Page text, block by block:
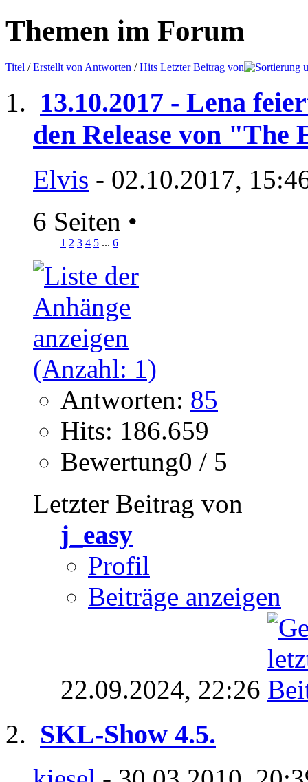
Themen im Forum
Titel /Erstellt von Antworten /Hits Letzter Beitrag von
13.10.2017 - Lena
den Release von
Elvis - 02.10.2017,
6 Seiten •
1 2 3 4 5 ... 6
Antworten: 85
Hits: 186.659
Bewertung0 / 5
Letzter Beitrag von
j_easy
Profil
Beiträge anzeigen
22.09.2024, 22:26
SKL-Show 4.5.